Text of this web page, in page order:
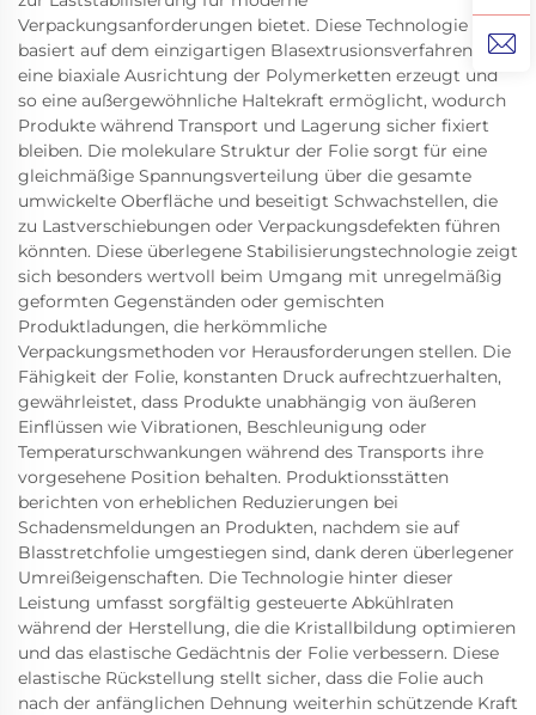
Verpackungsanforderungen bietet. Diese Technologie
basiert auf dem einzigartigen Blasextrusionsverfahren, das
eine biaxiale Ausrichtung der Polymerketten erzeugt und
so eine außergewöhnliche Haltekraft ermöglicht, wodurch
Produkte während Transport und Lagerung sicher fixiert
bleiben. Die molekulare Struktur der Folie sorgt für eine
gleichmäßige Spannungsverteilung über die gesamte
umwickelte Oberfläche und beseitigt Schwachstellen, die
zu Lastverschiebungen oder Verpackungsdefekten führen
könnten. Diese überlegene Stabilisierungstechnologie zeigt
sich besonders wertvoll beim Umgang mit unregelmäßig
geformten Gegenständen oder gemischten
Produktladungen, die herkömmliche
Verpackungsmethoden vor Herausforderungen stellen. Die
Fähigkeit der Folie, konstanten Druck aufrechtzuerhalten,
gewährleistet, dass Produkte unabhängig von äußeren
Einflüssen wie Vibrationen, Beschleunigung oder
Temperaturschwankungen während des Transports ihre
vorgesehene Position behalten. Produktionsstätten
berichten von erheblichen Reduzierungen bei
Schadensmeldungen an Produkten, nachdem sie auf
Blasstretchfolie umgestiegen sind, dank deren überlegener
Umreißeigenschaften. Die Technologie hinter dieser
Leistung umfasst sorgfältig gesteuerte Abkühlraten
während der Herstellung, die die Kristallbildung optimieren
und das elastische Gedächtnis der Folie verbessern. Diese
elastische Rückstellung stellt sicher, dass die Folie auch
nach der anfänglichen Dehnung weiterhin schützende Kraft